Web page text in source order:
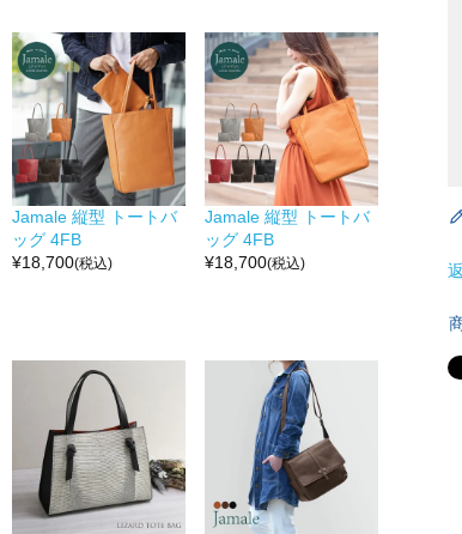
Jamale 縦型 トートバ
ッグ 4FB
¥18,700(税込)
Jamale 縦型 トートバ
ッグ 4FB
¥18,700(税込)